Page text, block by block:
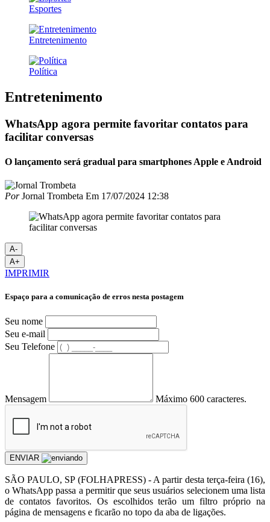
Esportes
Entretenimento
Política
Entretenimento
WhatsApp agora permite favoritar contatos para
facilitar conversas
O lançamento será gradual para smartphones Apple e Android
PorJornal Trombeta Em 17/07/2024 12:38
A-
A+
IMPRIMIR
Espaço para a comunicação de erros nesta postagem
Seu nome
Seu e-mail
Seu Telefone
Mensagem Máximo 600 caracteres.
ENVIAR
SÃO PAULO, SP (FOLHAPRESS) - A partir desta terça-feira (16),
o WhatsApp passa a permitir que seus usuários selecionem uma lista
de contatos favoritos. Os escolhidos terão um filtro próprio na
página de mensagens e ficarão no topo da aba de ligações.